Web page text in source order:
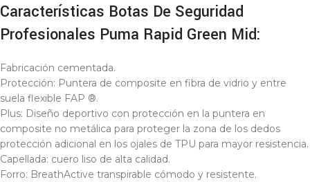
Características Botas De Seguridad
Profesionales Puma Rapid Green Mid:
Fabricación cementada.
Protección: Puntera de composite en fibra de vidrio y entre
suela flexible FAP ®.
Plus: Diseño deportivo con protección en la puntera en
composite no metálica para proteger la zona de los dedos
protección adicional en los ojales de TPU para mayor resistencia.
Capellada: cuero liso de alta calidad.
Forro: BreathActive transpirable cómodo y resistente.